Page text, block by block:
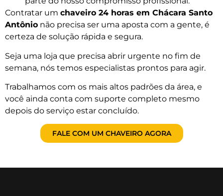
Contratar um chaveiro 24 horas em Chácara Santo
Antônio não precisa ser uma aposta com a gente, é
certeza de solução rápida e segura.
Seja uma loja que precisa abrir urgente no fim de
semana, nós temos especialistas prontos para agir.
Trabalhamos com os mais altos padrões da área, e
você ainda conta com suporte completo mesmo
depois do serviço estar concluído.
FALE COM UM CHAVEIRO AGORA